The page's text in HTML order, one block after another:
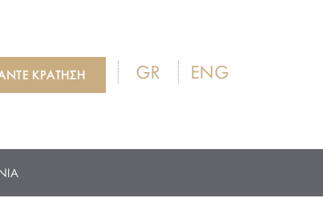
ΚΡΑΤΗΣΗ GR ENG